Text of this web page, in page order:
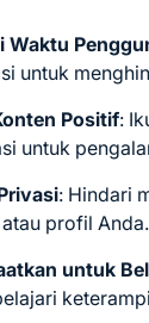
Waktu
untuk
Positif:
untuk
: Hindari
profil Anda.
untuk